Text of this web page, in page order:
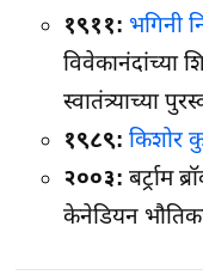
१९११: भगिनी
विवेकानंदांच्या
स्वातंत्र्याच्या
१९८९: किशोर
२००३: बर्ट्राम
केनेडियन